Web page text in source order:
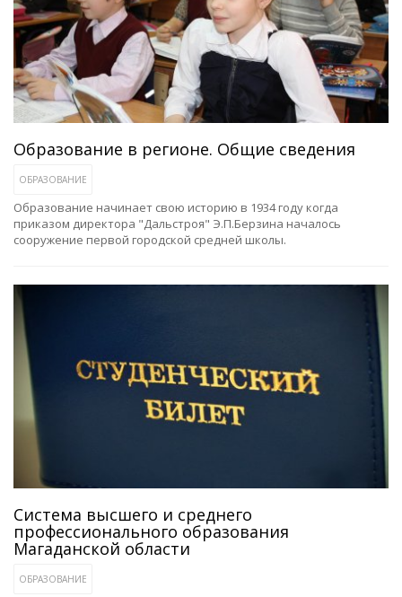
Образование в регионе. Общие сведения
ОБРАЗОВАНИЕ
Образование начинает свою историю в 1934 году когда
приказом директора "Дальстроя" Э.П.Берзина началось
сооружение первой городской средней школы.
Система высшего и среднего
профессионального образования
Магаданской области
ОБРАЗОВАНИЕ